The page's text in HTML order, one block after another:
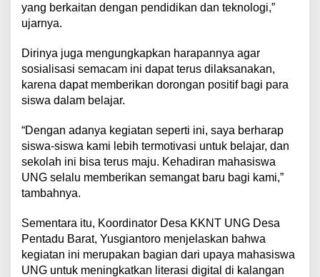
yang berkaitan dengan pendidikan dan teknologi,”
ujarnya.
Dirinya juga mengungkapkan harapannya agar
sosialisasi semacam ini dapat terus dilaksanakan,
karena dapat memberikan dorongan positif bagi para
siswa dalam belajar.
“Dengan adanya kegiatan seperti ini, saya berharap
siswa-siswa kami lebih termotivasi untuk belajar, dan
sekolah ini bisa terus maju. Kehadiran mahasiswa
UNG selalu memberikan semangat baru bagi kami,”
tambahnya.
Sementara itu, Koordinator Desa KKNT UNG Desa
Pentadu Barat, Yusgiantoro menjelaskan bahwa
kegiatan ini merupakan bagian dari upaya mahasiswa
UNG untuk meningkatkan literasi digital di kalangan